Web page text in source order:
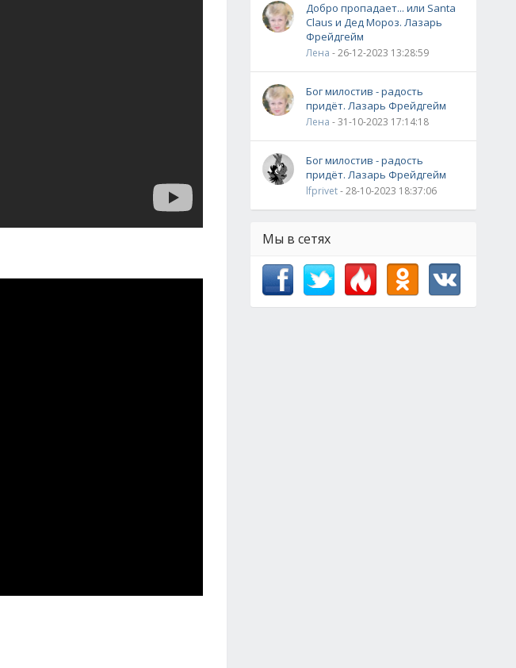
Добро пропадает... или Santa
Claus и Дед Мороз. Лазарь
Фрейдгейм
Лена - 26-12-2023 13:28:59
Бог милостив - радость
придёт. Лазарь Фрейдгейм
Лена - 31-10-2023 17:14:18
Бог милостив - радость
придёт. Лазарь Фрейдгейм
lfprivet- 28-10-2023 18:37:06
Мы в сетях